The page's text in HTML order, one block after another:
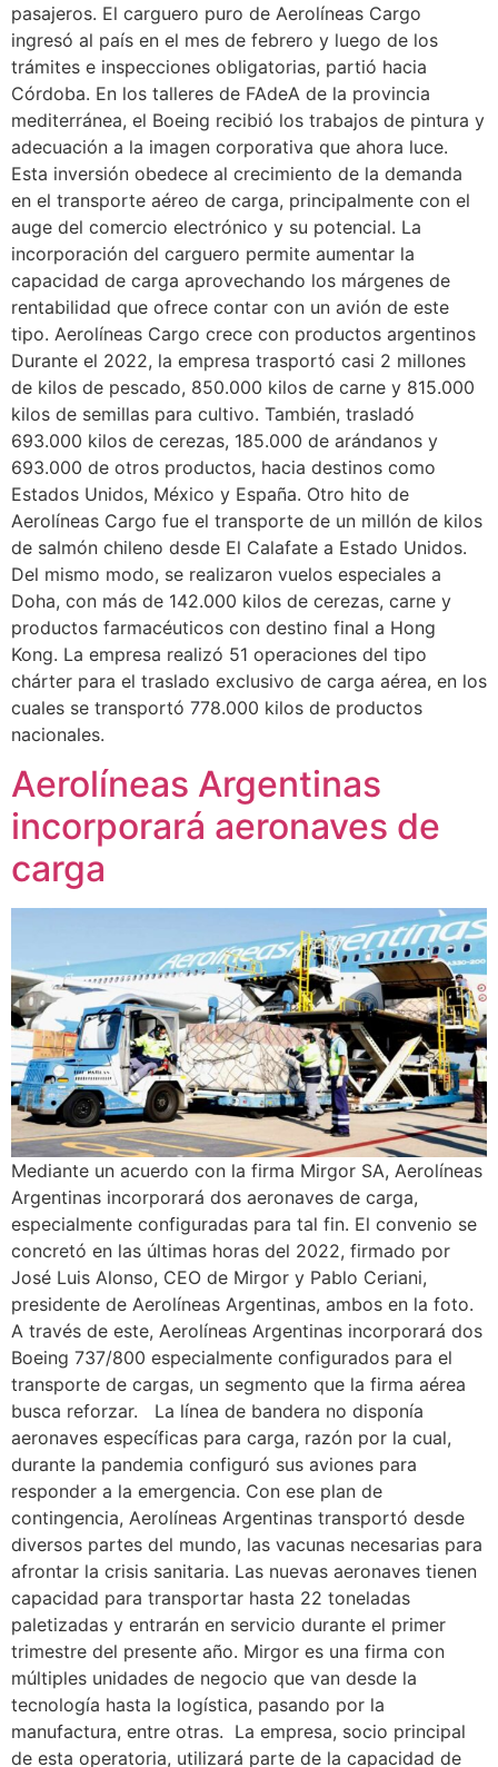
pasajeros. El carguero puro de Aerolíneas Cargo
ingresó al país en el mes de febrero y luego de los
trámites e inspecciones obligatorias, partió hacia
Córdoba. En los talleres de FAdeA de la provincia
mediterránea, el Boeing recibió los trabajos de pintura y
adecuación a la imagen corporativa que ahora luce.
Esta inversión obedece al crecimiento de la demanda
en el transporte aéreo de carga, principalmente con el
auge del comercio electrónico y su potencial. La
incorporación del carguero permite aumentar la
capacidad de carga aprovechando los márgenes de
rentabilidad que ofrece contar con un avión de este
tipo. Aerolíneas Cargo crece con productos argentinos
Durante el 2022, la empresa trasportó casi 2 millones
de kilos de pescado, 850.000 kilos de carne y 815.000
kilos de semillas para cultivo. También, trasladó
693.000 kilos de cerezas, 185.000 de arándanos y
693.000 de otros productos, hacia destinos como
Estados Unidos, México y España. Otro hito de
Aerolíneas Cargo fue el transporte de un millón de kilos
de salmón chileno desde El Calafate a Estado Unidos.
Del mismo modo, se realizaron vuelos especiales a
Doha, con más de 142.000 kilos de cerezas, carne y
productos farmacéuticos con destino final a Hong
Kong. La empresa realizó 51 operaciones del tipo
chárter para el traslado exclusivo de carga aérea, en los
cuales se transportó 778.000 kilos de productos
nacionales.
Aerolíneas Argentinas
incorporará aeronaves de
carga
Mediante un acuerdo con la firma Mirgor SA, Aerolíneas
Argentinas incorporará dos aeronaves de carga,
especialmente configuradas para tal fin. El convenio se
concretó en las últimas horas del 2022, firmado por
José Luis Alonso, CEO de Mirgor y Pablo Ceriani,
presidente de Aerolíneas Argentinas, ambos en la foto.
A través de este, Aerolíneas Argentinas incorporará dos
Boeing 737/800 especialmente configurados para el
transporte de cargas, un segmento que la firma aérea
busca reforzar. La línea de bandera no disponía
aeronaves específicas para carga, razón por la cual,
durante la pandemia configuró sus aviones para
responder a la emergencia. Con ese plan de
contingencia, Aerolíneas Argentinas transportó desde
diversos partes del mundo, las vacunas necesarias para
afrontar la crisis sanitaria. Las nuevas aeronaves tienen
capacidad para transportar hasta 22 toneladas
paletizadas y entrarán en servicio durante el primer
trimestre del presente año. Mirgor es una firma con
múltiples unidades de negocio que van desde la
tecnología hasta la logística, pasando por la
manufactura, entre otras. La empresa, socio principal
de esta operatoria, utilizará parte de la capacidad de